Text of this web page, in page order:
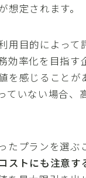
定されます。
用目的によって
効率化を目指す
を感じることが
ていない場合、
たプランを選ぶ
ストにも注意す